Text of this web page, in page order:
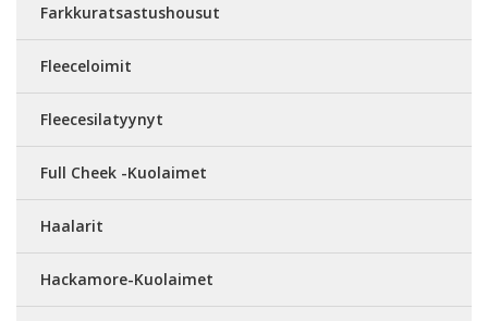
Farkkuratsastushousut
Fleeceloimit
Fleecesilatyynyt
Full Cheek -Kuolaimet
Haalarit
Hackamore-Kuolaimet